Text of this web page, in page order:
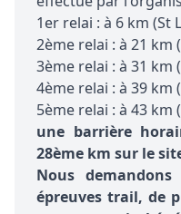
1er relai : à 6 km (St
2ème relai : à 21 km
3ème relai : à 31 km
4ème relai : à 39
5ème relai : à 43 km
une barrière
28ème km sur le
Nous
épreuves trail, de